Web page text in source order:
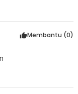
ini:
Membantu (0)